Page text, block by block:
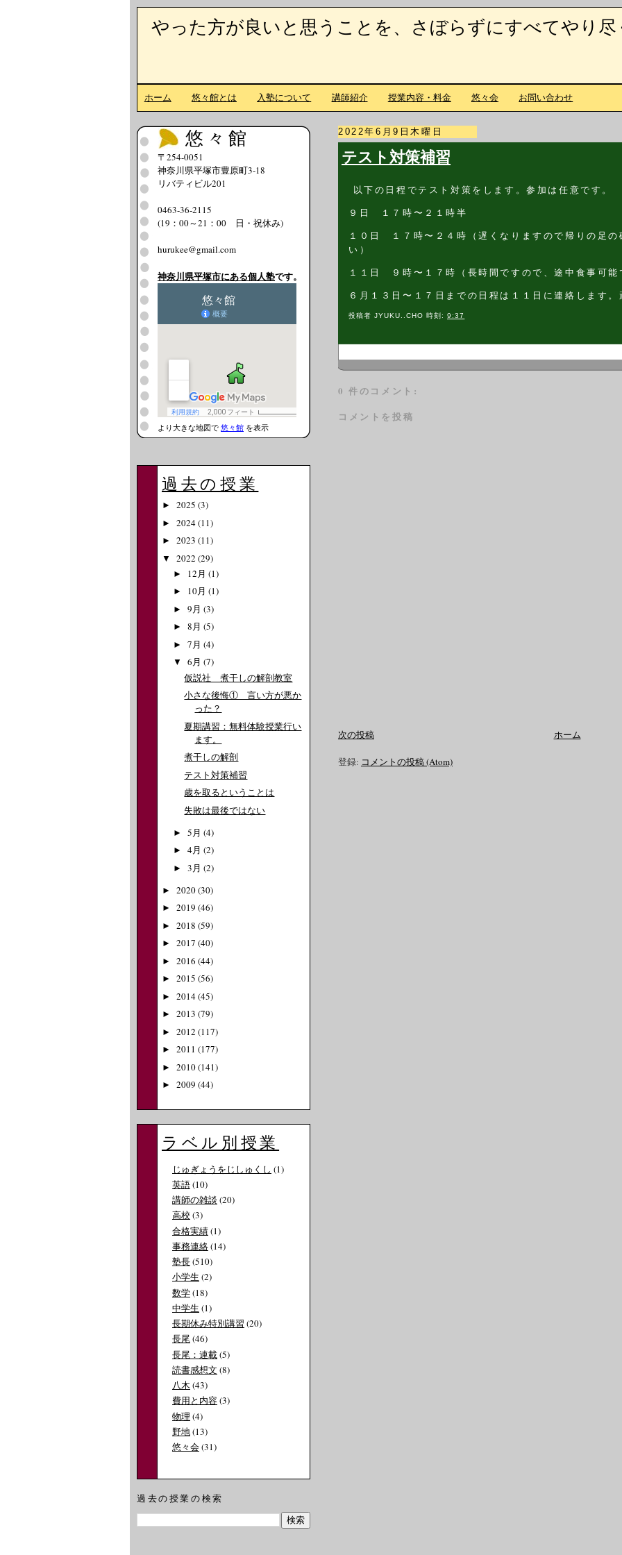
やった方が良いと思うことを、さぼらずにすべてやり尽
ホーム 悠々館とは 入塾について 講師紹介 授業内容・料金 悠々会 お問い合わせ
2022年6月9日木曜日
テスト対策補習
以下の日程でテスト対策をします。参加は任意です。
９日 １７時〜２１時半
１０日 １７時〜２４時（遅くなりますので帰りの足
い）
１１日 ９時〜１７時（長時間ですので、途中食事可能
６月１３日〜１７日までの日程は１１日に連絡します
投稿者JYUKU..CHO 時刻:9:37
0 件のコメント:
コメントを投稿
次の投稿 ホーム
登録: コメントの投稿 (Atom)
悠々館
〒254-0051
神奈川県平塚市豊原町3-18
リバティビル201
0463-36-2115
(19：00～21：00 日・祝休み)
hurukee@gmail.com
神奈川県平塚市にある個人塾です。
より大きな地図で 悠々館 を表示
過去の授業
► 2025 (3)
► 2024(11)
► 2023 (11)
▼ 2022 (29)
► 12月 (1)
► 10月 (1)
► 9月 (3)
► 8月 (5)
► 7月 (4)
▼ 6月 (7)
仮説社 煮干しの解剖教室
小さな後悔① 言い方が悪か
った？
夏期講習：無料体験授業行い
ます。
煮干しの解剖
テスト対策補習
歳を取るということは
失敗は最後ではない
► 5月 (4)
► 4月 (2)
► 3月 (2)
► 2020(30)
► 2019 (46)
► 2018 (59)
► 2017 (40)
► 2016 (44)
► 2015 (56)
► 2014(45)
► 2013 (79)
► 2012 (117)
► 2011 (177)
► 2010(141)
► 2009 (44)
ラベル別授業
じゅぎょうをじしゅくし (1)
英語(10)
講師の雑談 (20)
高校 (3)
合格実績(1)
事務連絡(14)
塾長(510)
小学生 (2)
数学(18)
中学生 (1)
長期休み特別講習 (20)
長尾(46)
長尾：連載(5)
読書感想文 (8)
八木 (43)
費用と内容(3)
物理 (4)
野地(13)
悠々会(31)
過去の授業の検索